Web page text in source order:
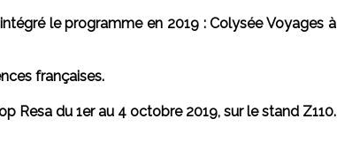
le programme en 2019 : Colysée Voyages à
françaises.
Resa du 1er au 4 octobre 2019, sur le stand Z110.